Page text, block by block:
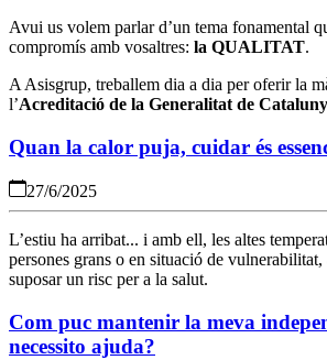
Avui us volem parlar d’un tema fonamental
compromís amb vosaltres: la QUALITAT.
A Asisgrup, treballem dia a dia per oferir la
l’Acreditació de la Generalitat de
Quan la calor puja, cuidar és
27/6/2025
L’estiu ha arribat... i amb ell, les altes
persones grans o en situació de vulnerabilitat,
suposar un risc per a la salut.
Com puc mantenir la meva
necessito ajuda?